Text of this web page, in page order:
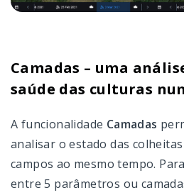
Camadas – uma
saúde das culturas
A funcionalidade Camadas
analisar o estado das
campos ao mesmo tempo.
entre 5 parâmetros ou